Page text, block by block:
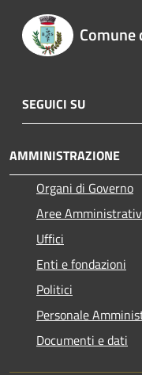
Comune
SEGUICI SU
AMMINISTRAZIONE
Organi di Governo
Aree
Uffici
Enti e fondazioni
Politici
Personale
Documenti e dati